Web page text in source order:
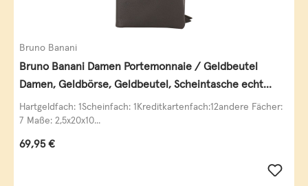
Bruno Banani
Bruno Banani Damen Portemonnaie / Geldbeutel
Damen, Geldbörse, Geldbeutel, Scheintasche echt
Leder
Hartgeldfach: 1Scheinfach: 1Kreditkartenfach:12andere Fächer:
7 Maße: 2,5x20x10...
Regulärer Preis:
69,95 €